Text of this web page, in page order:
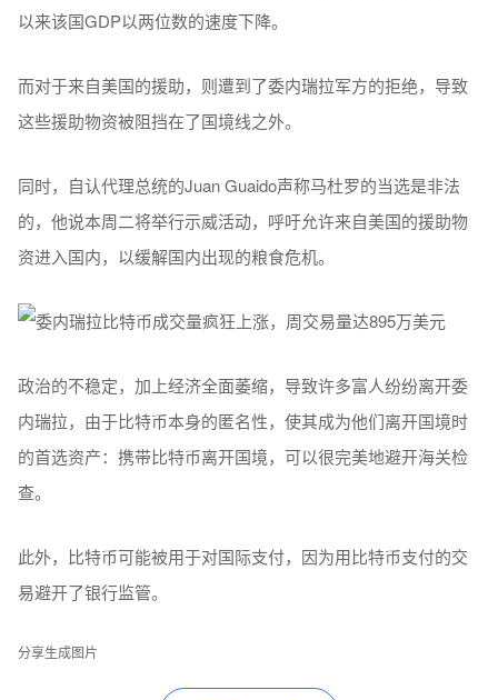
以来该国GDP以两位数的速度下降。
而对于来自美国的援助，则遭到了委内瑞拉军方的拒绝，导致
这些援助物资被阻挡在了国境线之外。
同时，自认代理总统的Juan Guaido声称马杜罗的当选是非法
的，他说本周二将举行示威活动，呼吁允许来自美国的援助物
资进入国内，以缓解国内出现的粮食危机。
政治的不稳定，加上经济全面萎缩，导致许多富人纷纷离开委
内瑞拉，由于比特币本身的匿名性，使其成为他们离开国境时
的首选资产：携带比特币离开国境，可以很完美地避开海关检
查。
此外，比特币可能被用于对国际支付，因为用比特币支付的交
易避开了银行监管。
分享生成图片